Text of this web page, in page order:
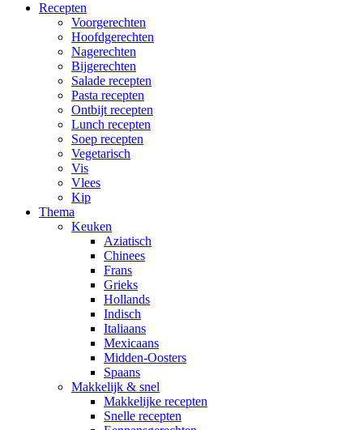
Recepten
Voorgerechten
Hoofdgerechten
Nagerechten
Bijgerechten
Salade recepten
Pasta recepten
Ontbijt recepten
Lunch recepten
Soep recepten
Vegetarisch
Vis
Vlees
Kip
Thema
Keuken
Aziatisch
Chinees
Frans
Grieks
Hollands
Indisch
Italiaans
Mexicaans
Midden-Oosters
Spaans
Makkelijk & snel
Makkelijke recepten
Snelle recepten